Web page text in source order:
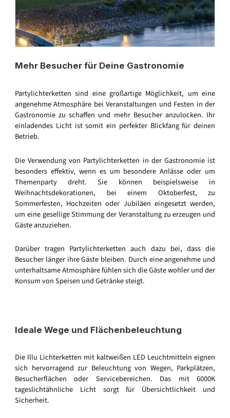
Mehr Besucher für Deine Gastronomie
Partylichterketten sind eine großartige Möglichkeit, um eine
angenehme Atmosphäre bei Veranstaltungen und Festen in der
Gastronomie zu schaffen und mehr Besucher anzulocken. Ihr
einladendes Licht ist somit ein perfekter Blickfang für deinen
Betrieb.
Die Verwendung von Partylichterketten in der Gastronomie ist
besonders effektiv, wenn es um besondere Anlässe oder um
Themenparty dreht. Sie können beispielsweise in
Weihnachtsdekorationen, bei einem Oktoberfest, zu
Sommerfesten, Hochzeiten oder Jubiläen eingesetzt werden,
um eine gesellige Stimmung der Veranstaltung zu erzeugen und
Gäste anzuziehen.
Darüber tragen Partylichterketten auch dazu bei, dass die
Besucher länger ihre Gäste bleiben. Durch eine angenehme und
unterhaltsame Atmosphäre fühlen sich die Gäste wohler und der
Konsum von Speisen und Getränke steigt.
Ideale Wege und Flächenbeleuchtung
Die Illu Lichterketten mit kaltweißen LED Leuchtmitteln eignen
sich hervorragend zur Beleuchtung von Wegen, Parkplätzen,
Besucherflächen oder Servicebereichen. Das mit 6000K
tageslichtähnliche Licht sorgt für Übersichtlichkeit und
Sicherheit.